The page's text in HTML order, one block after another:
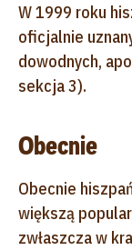
W 1999 roku
oficjalnie
dowodnych,
sekcja 3).
Obecnie
Obecnie
większą
zwłaszcza w